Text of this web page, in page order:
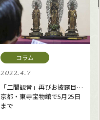
2022.4.7
「二間観音」再びお披露目…
京都・東寺宝物館で5月25日
まで